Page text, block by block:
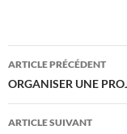
Navigation
des
articles
ARTICLE PRÉCÉDENT
ORGANISER UNE
ARTICLE SUIVANT